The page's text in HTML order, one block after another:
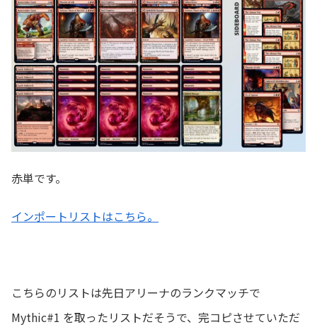
赤単です。
インポートリストはこちら。
こちらのリストは先日アリーナのランクマッチで
Mythic#1 を取ったリストだそうで、完コピさせていただ